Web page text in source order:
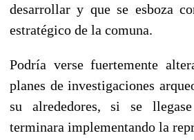
desarrollar y que se esboza
estratégico de la comuna.
Podría verse fuertemente
planes de investigaciones
su alrededores, si se
terminara implementando la